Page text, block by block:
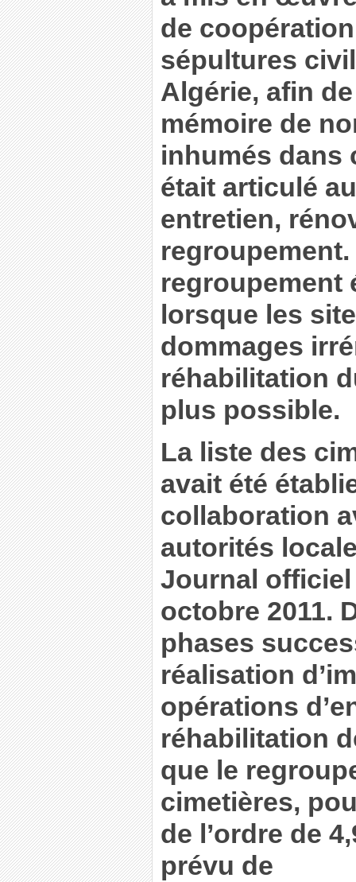
de
sépultures
Algérie, afin
mémoire de
inhumés dans
était articulé
entretien,
regroupement.
regroupement
lorsque les
dommages
réhabilitation
plus possible.
La liste des
avait été
collaboration
autorités
Journal officiel
octobre 2011.
phases
réalisation
opérations
réhabilitation
que le
cimetières,
de l’ordre de
prévu de